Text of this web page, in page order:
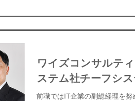
ワイズコンサルテ
ステム社チーフシ
前職ではIT企業の副総経理を